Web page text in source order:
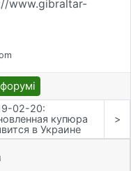
www.gibraltar-
02-20:
купюра
в Украине
>